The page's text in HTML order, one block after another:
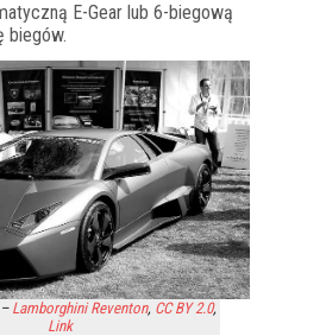
E-Gear lub 6-biegową
biegów.
Lamborghini Reventon, CC BY 2.0,
Link